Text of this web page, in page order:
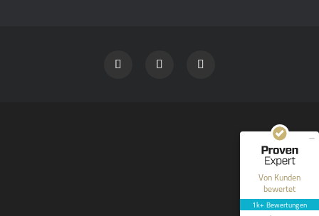
Von Kunden
bewertet
1k+ Bewertungen
40
Bewertungen auf
ProvenExpert.com
Blick aufs ProvenExpert-Profil werfen